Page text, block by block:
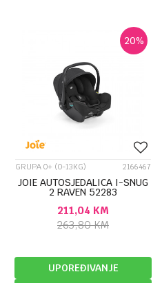
20%
GRUPA 0+ (0-13KG) 2166467
JOIE AUTOSJEDALICA I-SNUG
2 RAVEN 52283
211,04 KM
263,80KM
UPOREĐIVANJE